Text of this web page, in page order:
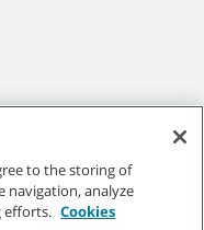
to the storing of
navigation, analyze
efforts. Cookies